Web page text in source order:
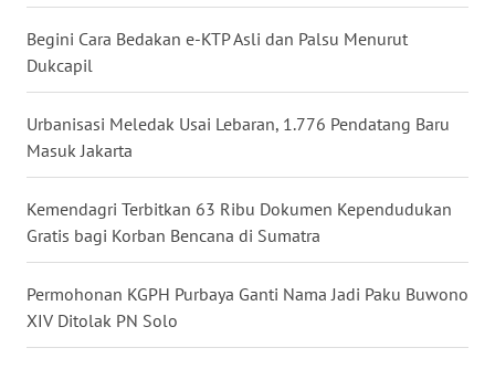
Begini Cara Bedakan e-KTP Asli dan Palsu Menurut
Dukcapil
Urbanisasi Meledak Usai Lebaran, 1.776 Pendatang Baru
Masuk Jakarta
Kemendagri Terbitkan 63 Ribu Dokumen Kependudukan
Gratis bagi Korban Bencana di Sumatra
Permohonan KGPH Purbaya Ganti Nama Jadi Paku Buwono
XIV Ditolak PN Solo
SUMBAR
WN
SUMSEL
WN
BENGKULU
WN
WN